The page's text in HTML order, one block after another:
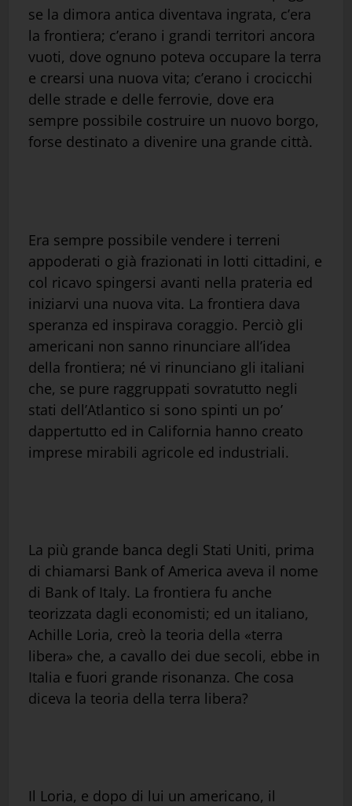
se la dimora antica diventava ingrata, c’era
la frontiera; c’erano i grandi territori ancora
vuoti, dove ognuno poteva occupare la terra
e crearsi una nuova vita; c’erano i crocicchi
delle strade e delle ferrovie, dove era
sempre possibile costruire un nuovo borgo,
forse destinato a divenire una grande città.
Era sempre possibile vendere i terreni
appoderati o già frazionati in lotti cittadini, e
col ricavo spingersi avanti nella prateria ed
iniziarvi una nuova vita. La frontiera dava
speranza ed inspirava coraggio. Perciò gli
americani non sanno rinunciare all’idea
della frontiera; né vi rinunciano gli italiani
che, se pure raggruppati sovratutto negli
stati dell’Atlantico si sono spinti un po’
dappertutto ed in California hanno creato
imprese mirabili agricole ed industriali.
La più grande banca degli Stati Uniti, prima
di chiamarsi Bank of America aveva il nome
di Bank of Italy. La frontiera fu anche
teorizzata dagli economisti; ed un italiano,
Achille Loria, creò la teoria della «terra
libera» che, a cavallo dei due secoli, ebbe in
Italia e fuori grande risonanza. Che cosa
diceva la teoria della terra libera?
Il Loria, e dopo di lui un americano, il